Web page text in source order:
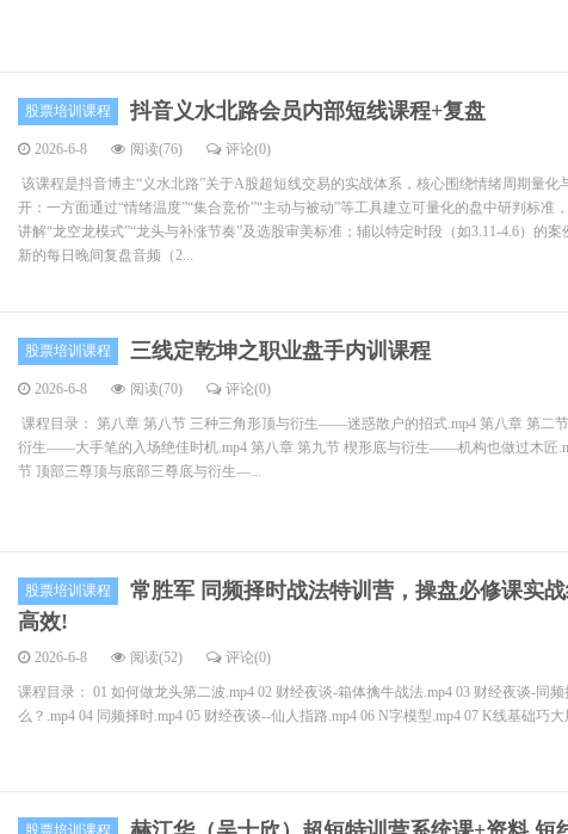
股票培训课程 抖音义水北路会员内部短线课程+复盘
2026-6-8 阅读(76) 评论(0)
该课程是抖音博主“义水北路”关于A股超短线交易的实战体系，核心围绕情绪周期量化
开：一方面通过“情绪温度”“集合竞价”“主动与被动”等工具建立可量化的盘中研判标准
讲解“龙空龙模式”“龙头与补涨节奏”及选股审美标准；辅以特定时段（如3.11-4.6）的案
新的每日晚间复盘音频（2...
股票培训课程 三线定乾坤之职业盘手内训课程
2026-6-8 阅读(70) 评论(0)
课程目录： 第八章 第八节 三种三角形顶与衍生——迷惑散户的招式.mp4 第八章 第二
衍生——大手笔的入场绝佳时机.mp4 第八章 第九节 楔形底与衍生——机构也做过木匠
节 顶部三尊顶与底部三尊底与衍生—...
股票培训课程
常胜军 同频择时战法特训营，操盘必修课实
高效!
2026-6-8 阅读(52) 评论(0)
课程目录： 01 如何做龙头第二波.mp4 02 财经夜谈-箱体擒牛战法.mp4 03 财经夜谈-同
么？.mp4 04 同频择时.mp4 05 财经夜谈--仙人指路.mp4 06 N字模型.mp4 07 K线基础巧大
股票培训课程